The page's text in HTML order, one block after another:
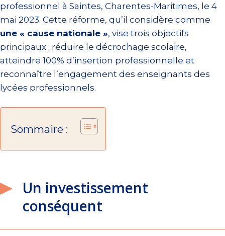
professionnel à Saintes, Charentes-Maritimes, le 4
mai 2023. Cette réforme, qu’il considère comme
une « cause nationale », vise trois objectifs
principaux : réduire le décrochage scolaire,
atteindre 100% d’insertion professionnelle et
reconnaître l’engagement des enseignants des
lycées professionnels.
Sommaire :
Un investissement
conséquent